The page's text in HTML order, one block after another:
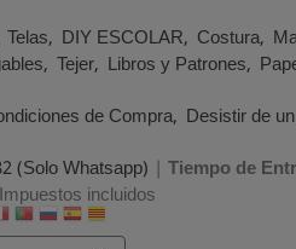
Telas DIY ESCOLAR Costura
Tejer Libros y Patrones
de Compra Desistir de
(Solo Whatsapp) | Tiempo de
incluidos